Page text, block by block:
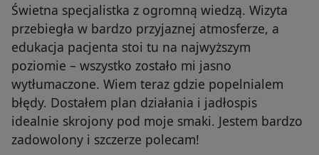
Świetna specjalistka z ogromną wiedzą. Wizyta
przebiegła w bardzo przyjaznej atmosferze, a
edukacja pacjenta stoi tu na najwyższym
poziomie – wszystko zostało mi jasno
wytłumaczone. Wiem teraz gdzie popelnialem
błędy. Dostałem plan działania i jadłospis
idealnie skrojony pod moje smaki. Jestem bardzo
zadowolony i szczerze polecam!